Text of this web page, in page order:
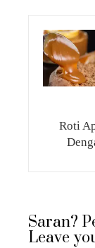
Roti
Saran?
Leave